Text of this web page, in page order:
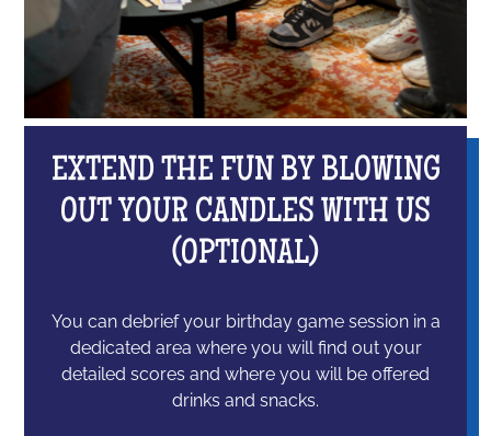
EXTEND THE FUN BY BLOWING
OUT YOUR CANDLES WITH US
(OPTIONAL)
You can debrief your birthday game session in a
dedicated area where you will find out your
detailed scores and where you will be offered
drinks and snacks.